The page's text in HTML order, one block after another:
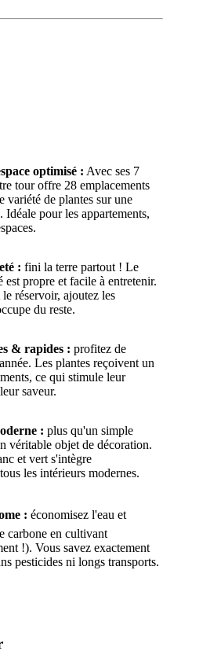
optimisé : Avec ses 7
tour offre 28 emplacements
variété de plantes sur une
pour les appartements,
: fini la terre partout ! Le
est propre et facile à entretenir.
réservoir, ajoutez les
du reste.
& rapides : profitez de
Les plantes reçoivent un
ce qui stimule leur
saveur.
: plus qu'un simple
véritable objet de décoration.
et vert s'intègre
les intérieurs modernes.
: économisez l'eau et
carbone en cultivant
!). Vous savez exactement
pesticides ni longs transports.